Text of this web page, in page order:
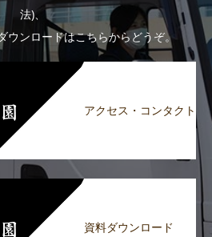
法)、
ウンロードはこちらからどうぞ。
アクセス・コンタクト
資料ダウンロード